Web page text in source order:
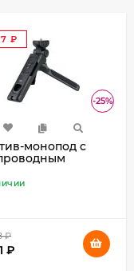
-25%
монопод с
Sony GP-